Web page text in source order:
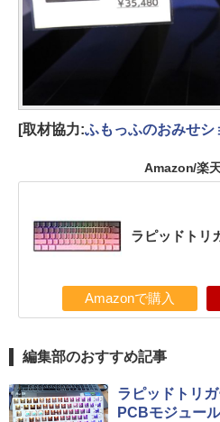
[取材協力:ふもっふのおみせシ
Amazon/楽
ラピッドトリ
Amazonで購入
編集部のおすすめ記事
ラピッドトリ
PCBモジュー